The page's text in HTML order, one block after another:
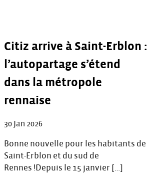
Citiz arrive à Saint-Erblon :
l’autopartage s’étend
dans la métropole
rennaise
30 Jan 2026
Bonne nouvelle pour les habitants de
Saint-Erblon et du sud de
Rennes !Depuis le 15 janvier […]